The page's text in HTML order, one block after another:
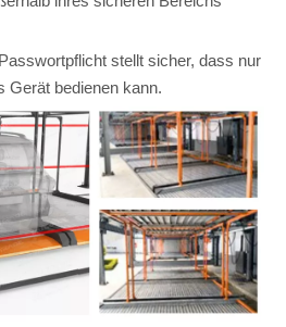
stellt sicher, dass nur
Gerät bedienen kann.